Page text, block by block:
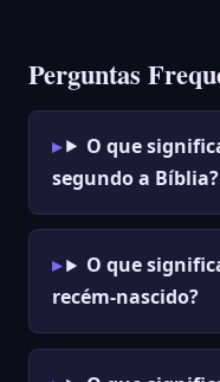
Perguntas
O que
segundo a Bíblia?
O que
recém-nascido?